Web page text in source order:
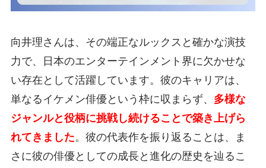
向井理さんは、その端正なルックスと確かな演技
力で、日本のエンターテインメント界に欠かせな
い存在として活躍しています。彼のキャリアは、
単なるイケメン俳優という枠に収まらず、 多様な
ジャンルと役柄に挑戦し続けることで築き上げら
れてきました。彼の代表作を振り返ることは、ま
さに彼の俳優としての成長と進化の歴史を辿るこ